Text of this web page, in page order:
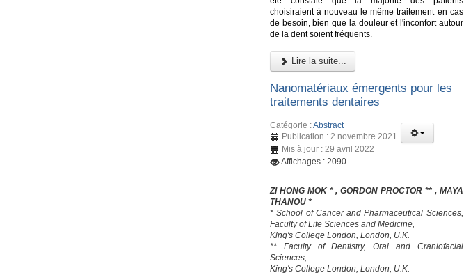
choisiraient à nouveau le même traitement en cas
de besoin, bien que la douleur et l'inconfort autour
de la dent soient fréquents.
Lire la suite...
Nanomatériaux émergents pour les
traitements dentaires
Catégorie :Abstract
Publication : 2 novembre 2021
Mis à jour : 29 avril 2022
Affichages : 2090
ZI HONG MOK * , GORDON PROCTOR ** , MAYA
THANOU *
* School of Cancer and Pharmaceutical Sciences,
Faculty of Life Sciences and Medicine,
King's College London, London, U.K.
** Faculty of Dentistry, Oral and Craniofacial
Sciences,
King's College London, London, U.K.